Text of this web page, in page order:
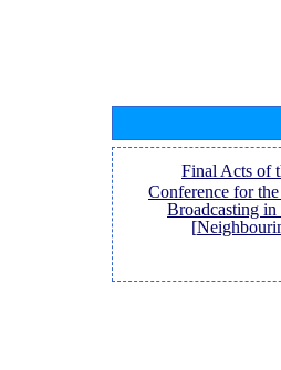
[Final Acts of
Conference for
Broadcasting